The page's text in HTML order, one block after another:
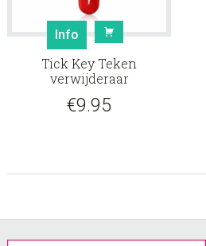
Info
Tick Key Teken
verwijderaar
€9.95